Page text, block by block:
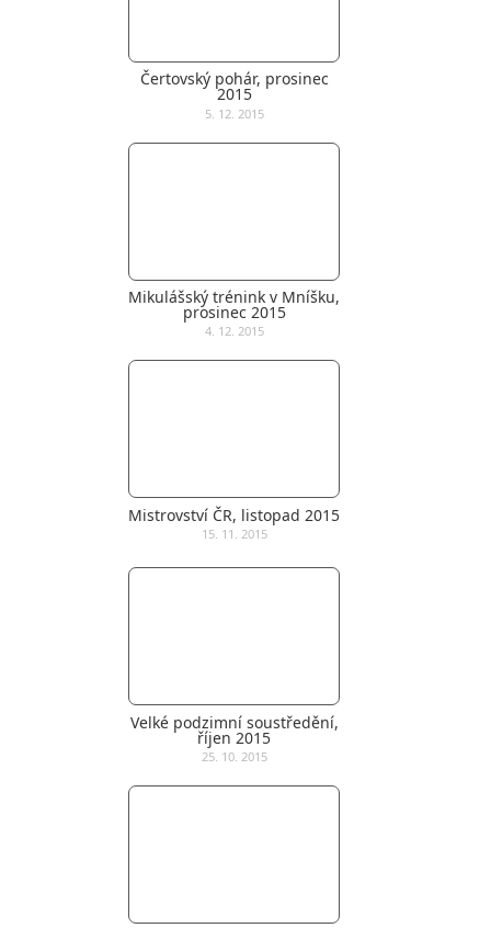
Čertovský pohár, prosinec
2015
5. 12. 2015
Mikulášský trénink v Mníšku,
prosinec 2015
4. 12. 2015
Mistrovství ČR, listopad 2015
15. 11. 2015
Velké podzimní soustředění,
říjen 2015
25. 10. 2015